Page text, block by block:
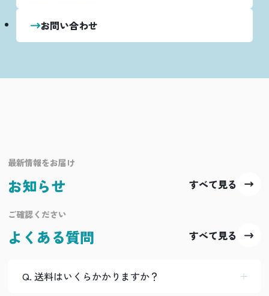
お問い合わせ
最新情報をお届け
お知らせ すべて見る
ご確認ください
よくある質問 すべて見る
Q. 送料はいくらかかりますか？